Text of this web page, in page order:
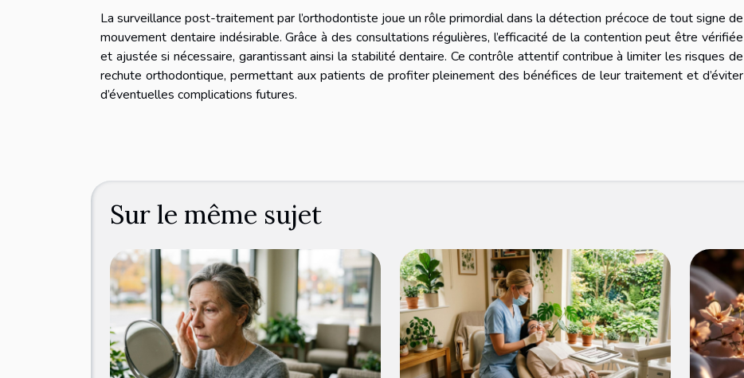
La surveillance post-traitement par l’orthodontiste joue un rôle primordial dans la détection précoce de tout signe de
mouvement dentaire indésirable. Grâce à des consultations régulières, l’efficacité de la contention peut être vérifiée
et ajustée si nécessaire, garantissant ainsi la stabilité dentaire. Ce contrôle attentif contribue à limiter les risques de
rechute orthodontique, permettant aux patients de profiter pleinement des bénéfices de leur traitement et d’éviter
d’éventuelles complications futures.
Sur le même sujet